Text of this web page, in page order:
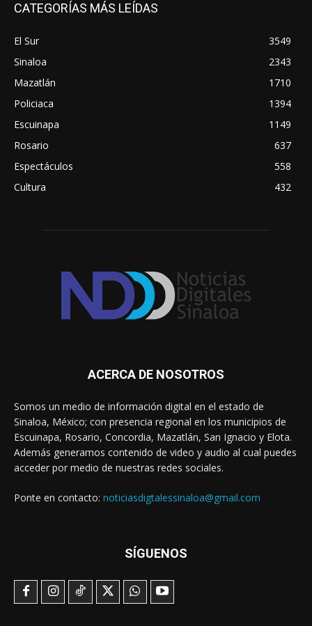
CATEGORÍAS MÁS LEÍDAS
El Sur
3549
Sinaloa
2343
Mazatlán
1710
Policiaca
1394
Escuinapa
1149
Rosario
637
Espectáculos
558
Cultura
432
ACERCA DE NOSOTROS
Somos un medio de información digital en el estado de
Sinaloa, México; con presencia regional en los municipios de
Escuinapa, Rosario, Concordia, Mazatlán, San Ignacio y Elota.
Además generamos contenido de video y audio al cual puedes
acceder por medio de nuestras redes sociales.
Ponte en contacto: noticiasdigtalessinaloa@gmail.com
SÍGUENOS